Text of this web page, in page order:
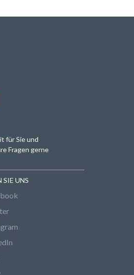
für Sie und
Fragen gerne
SIE UNS